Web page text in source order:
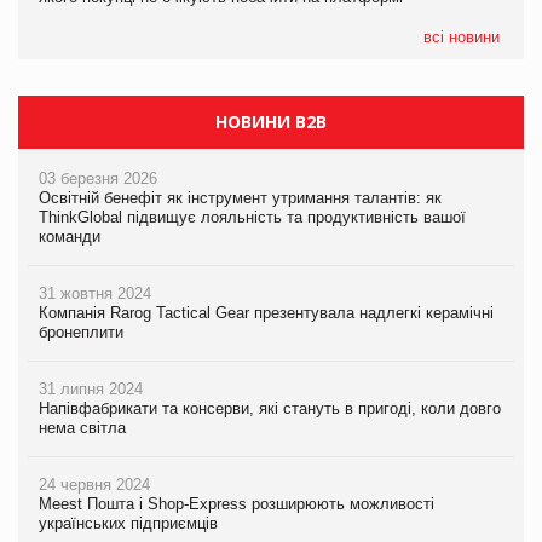
всі новини
НОВИНИ B2B
03 березня 2026
Освітній бенефіт як інструмент утримання талантів: як
ThinkGlobal підвищує лояльність та продуктивність вашої
команди
31 жовтня 2024
Компанія Rarog Tactical Gear презентувала надлегкі керамічні
бронеплити
31 липня 2024
Напівфабрикати та консерви, які стануть в пригоді, коли довго
нема світла
24 червня 2024
Meest Пошта і Shop-Express розширюють можливості
українських підприємців